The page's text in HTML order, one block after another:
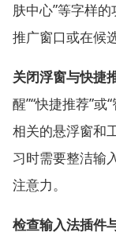
肤中心”等字样
推广窗口或在候
关闭浮窗与快捷
醒”“快捷推荐”
相关的悬浮窗和
习时需要整洁输
注意力。
检查输入法插件